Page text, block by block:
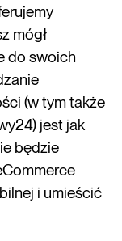
mógł
do swoich
(w tym także
jest jak
będzie
i umieścić